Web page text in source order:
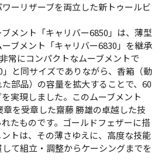
ーリザーブを両立した新トゥールビ
メント「キャリバー6850」は、薄型
ブメント「キャリバー6830」を継承
常にコンパクトなムーブメントで
」と同サイズでありながら、香箱（動
部品）の容量を拡大することで、60
実現しました。このムーブメント
章を受章した齋藤 勝雄の卓越した技
たものです。ゴールドフェザーに搭
トは、その薄さゆえに、高度な技能
て組立・調整からケーシングまでを